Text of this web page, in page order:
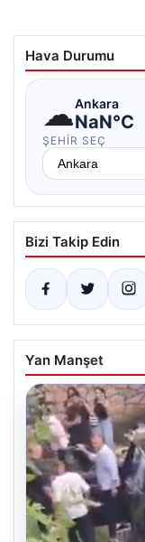
Hava Durumu
☁Ankara
NaN°C
ŞEHIR SEÇ
Bizi Takip Edin
Yan Manşet